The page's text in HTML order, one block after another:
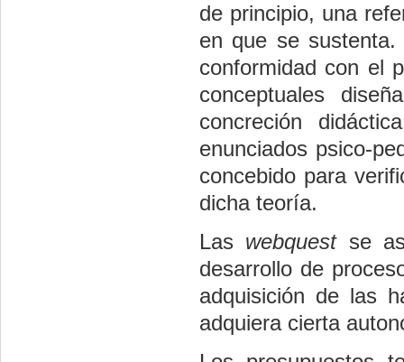
de principio, una
en que se
conformidad con el
conceptuales
concreción
enunciados psico-
concebido para
dicha teoría.
Las webquestse
desarrollo de
adquisición de las
adquiera cierta